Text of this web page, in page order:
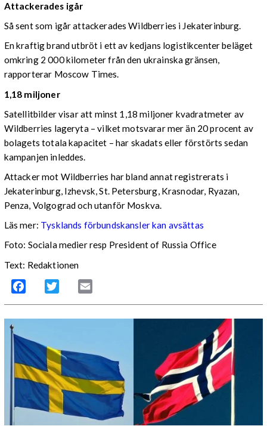
Attackerades igår
Så sent som igår attackerades Wildberries i Jekaterinburg.
En kraftig brand utbröt i ett av kedjans logistikcenter beläget
omkring 2 000 kilometer från den ukrainska gränsen,
rapporterar Moscow Times.
1,18 miljoner
Satellitbilder visar att minst 1,18 miljoner kvadratmeter av
Wildberries lageryta – vilket motsvarar mer än 20 procent av
bolagets totala kapacitet – har skadats eller förstörts sedan
kampanjen inleddes.
Attacker mot Wildberries har bland annat registrerats i
Jekaterinburg, Izhevsk, St. Petersburg, Krasnodar, Ryazan,
Penza, Volgograd och utanför Moskva.
Läs mer: Tysklands förbundskansler kan avsättas
Foto: Sociala medier resp President of Russia Office
Text: Redaktionen
Facebook Twitter